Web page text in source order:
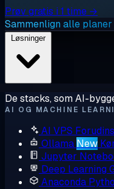
Prøv gratis i 1 time →
Sammenlign alle
Løsninger
De stacks, som AI-
AI OG MACHINE
AI VPS
Ollama New
Jupyter
Deep Learning
Anaconda